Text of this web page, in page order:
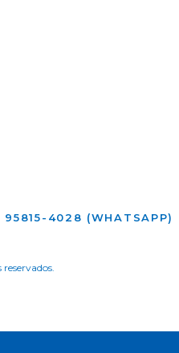
95815-4028 (WHATSAPP)